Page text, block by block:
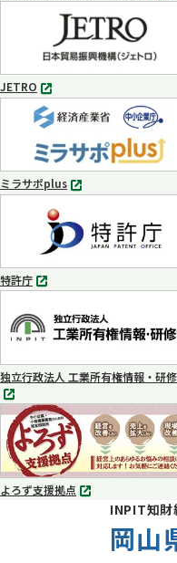
開
く
JETRO
別
タ
ブ
で
開
く
ミラサポplus
別
ブ
で
開
く
特許庁
別
ブ
で
く
独立行政法人 工業所有権情報・研
よろず支援拠点
別
INPIT知財
岡山